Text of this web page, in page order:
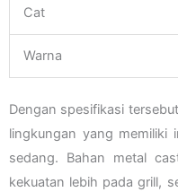
Cat
Warna
Dengan spesifikasi
lingkungan yang memiliki
sedang. Bahan metal
kekuatan lebih pada grill,